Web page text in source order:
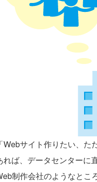
サイト作りたい、た
れば、データセンターに
制作会社のようなとこ